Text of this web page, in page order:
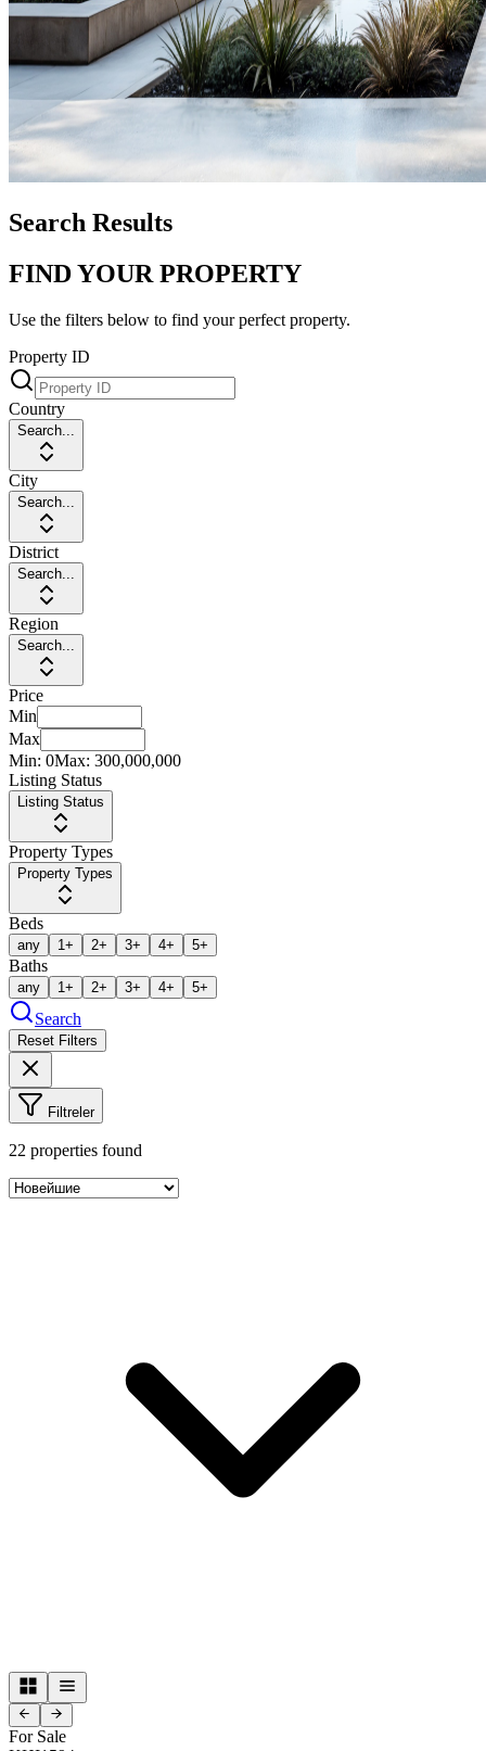
Search Results
FIND YOUR PROPERTY
Use the filters below to find your perfect property.
Property ID
Country
Search...
City
Search...
District
Search...
Region
Search...
Price
Min
Max
Min: 0Max: 300,000,000
Listing Status
Listing Status
Property Types
Property Types
Beds
any 1+ 2+ 3+ 4+ 5+
Baths
any 1+ 2+ 3+ 4+ 5+
Search
Reset Filters
Filtreler
22 properties found
For Sale